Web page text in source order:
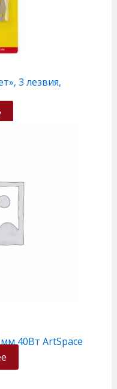
3 лезвия,
40Вт ArtSpace